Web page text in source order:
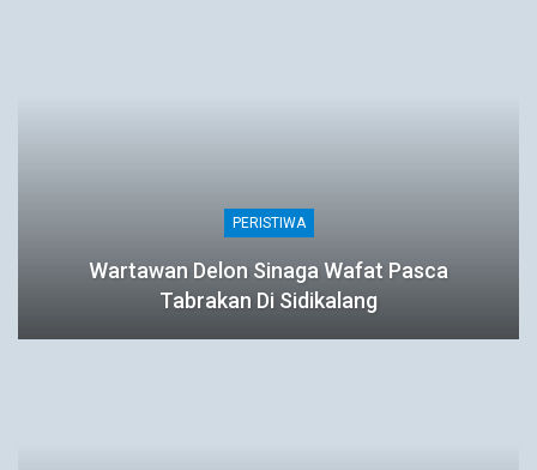
PERISTIWA
Wartawan Delon Sinaga Wafat Pasca
Tabrakan Di Sidikalang